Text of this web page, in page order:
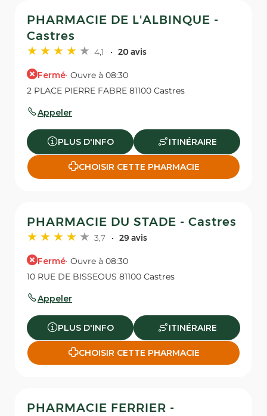
PHARMACIE DE L'ALBINQUE -
Castres
4,1 20 avis
Fermé· Ouvre à 08:30
2 PLACE PIERRE FABRE 81100 Castres
Appeler
PLUS D'INFO ITINÉRAIRE
CHOISIR CETTE PHARMACIE
PHARMACIE DU STADE - Castres
3,7 29 avis
Fermé· Ouvre à 08:30
10 RUE DE BISSEOUS 81100 Castres
Appeler
PLUS D'INFO ITINÉRAIRE
CHOISIR CETTE PHARMACIE
PHARMACIE FERRIER -